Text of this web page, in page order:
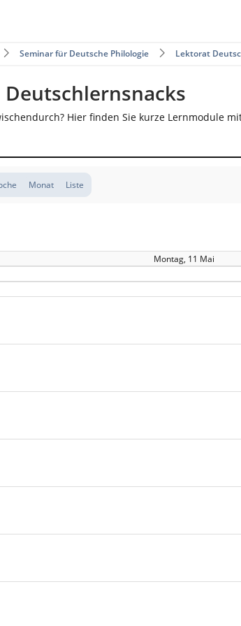
Seminar für Deutsche Philologie Lektorat
Hier finden Sie kurze Lernmodule
Monat Liste
Montag, 11 Mai